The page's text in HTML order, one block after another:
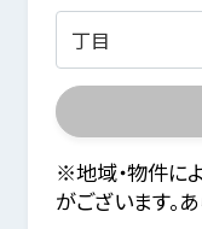
※地域・物件に
がございます。